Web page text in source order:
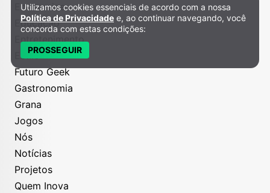
Economize
Educação
Entretenimento
Estilo
Futuro Geek
Gastronomia
Grana
Jogos
Nós
Notícias
Projetos
Quem Inova
Política de Privacidade e Cookies
Utilizamos cookies essenciais de acordo com a nossa
Política de Privacidade e, ao continuar navegando, você
concorda com estas condições:
PROSSEGUIR